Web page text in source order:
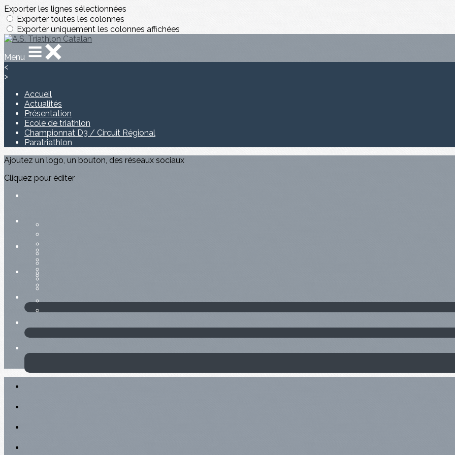
Exporter les lignes sélectionnées
Exporter toutes les colonnes
Exporter uniquement les colonnes affichées
Menu
<
>
Accueil
Actualités
Présentation
Ecole de triathlon
Championnat D3 / Circuit Régional
Paratriathlon
Ajoutez un logo, un bouton, des réseaux sociaux
Cliquez pour éditer